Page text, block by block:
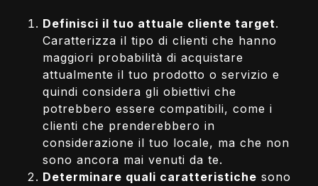
Definisci il tuo attuale cliente target.
Caratterizza il tipo di clienti che hanno
maggiori probabilità di acquistare
attualmente il tuo prodotto o servizio e
quindi considera gli obiettivi che
potrebbero essere compatibili, come i
clienti che prenderebbero in
considerazione il tuo locale, ma che non
sono ancora mai venuti da te.
Determinare quali caratteristiche sono